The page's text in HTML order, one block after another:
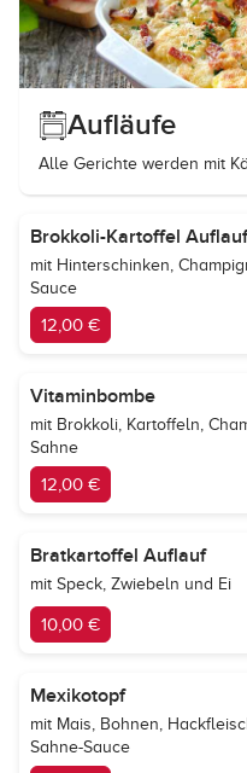
Aufläufe
Alle Gerichte werden mit
Brokkoli-Kartoffel Auflauf
mit Hinterschinken,
Sauce
12,00 €
Vitaminbombe
mit Brokkoli, Kartoffeln,
Sahne
12,00 €
Bratkartoffel Auflauf
mit Speck, Zwiebeln und Ei
10,00 €
Mexikotopf
mit Mais, Bohnen,
Sahne-Sauce